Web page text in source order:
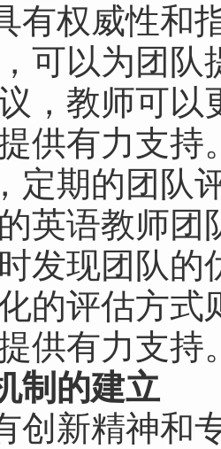
有权威性和
可以为团队
，教师可
供有力支持
定期的团队
英语教师团
发现团队的
的评估方式
供有力支持
制的建立
创新精神和